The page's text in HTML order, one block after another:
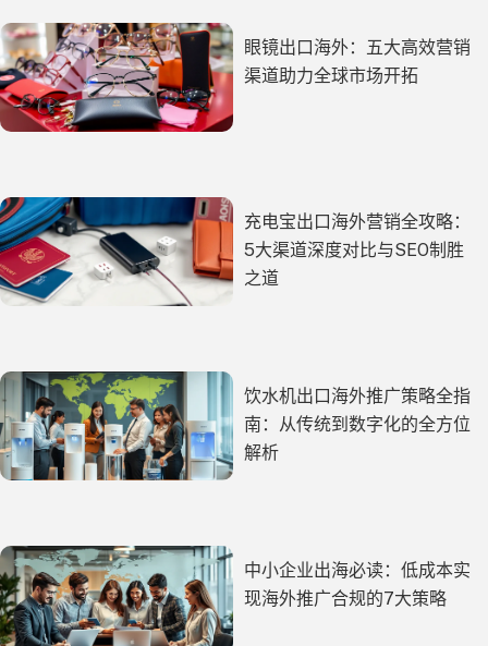
眼镜出口海外：五大高效营销
渠道助力全球市场开拓
充电宝出口海外营销全攻略：
5大渠道深度对比与SEO制胜
之道
饮水机出口海外推广策略全指
南：从传统到数字化的全方位
解析
中小企业出海必读：低成本实
现海外推广合规的7大策略